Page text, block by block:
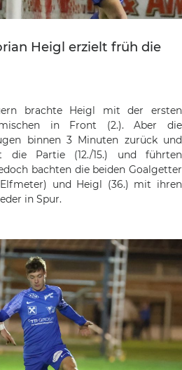
Heigl erzielt früh die
brachte Heigl mit der ersten
in Front (2.). Aber die
binnen 3 Minuten zurück und
die Partie (12./15.) und führten
bachten die beiden Goalgetter
und Heigl (36.) mit ihren
in Spur.